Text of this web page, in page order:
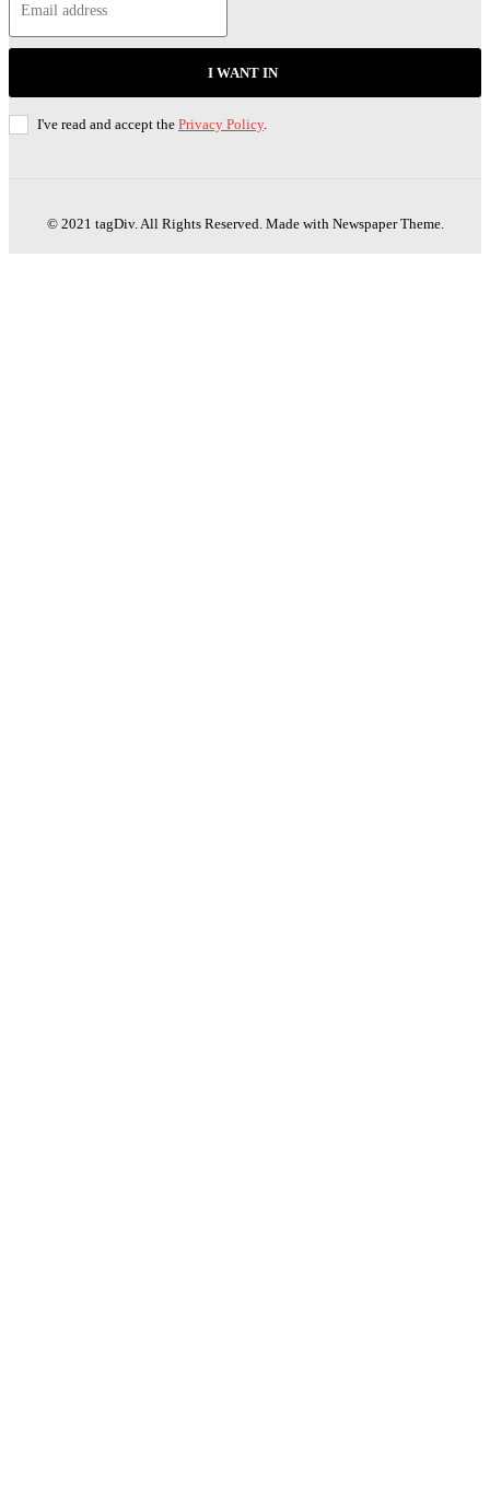
I WANT IN
I've read and accept the Privacy Policy.
© 2021 tagDiv. All Rights Reserved. Made with Newspaper Theme.